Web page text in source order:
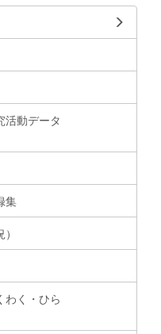
活動データ
集
わく・ひら